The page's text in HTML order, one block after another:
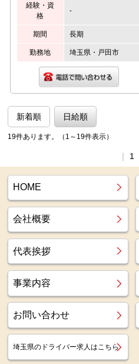
経験・資
格
-
期間 長期
勤務地 埼玉県・戸田市
新着順 日給順
19件あります。（1～19件表示）
1
HOME
会社概要
代表挨拶
事業内容
お問い合わせ
埼玉県のドライバー求人はこちら